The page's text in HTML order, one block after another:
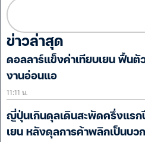
ข่าวล่าสุด
ดอลลาร์แข็งค่าเทียบเยน ฟื้นตั
งานอ่อนแอ
11:11 น.
ญี่ปุ่นเกินดุลเดินสะพัดครึ่งแรก
เยน หลังดุลการค้าพลิกเป็นบวก